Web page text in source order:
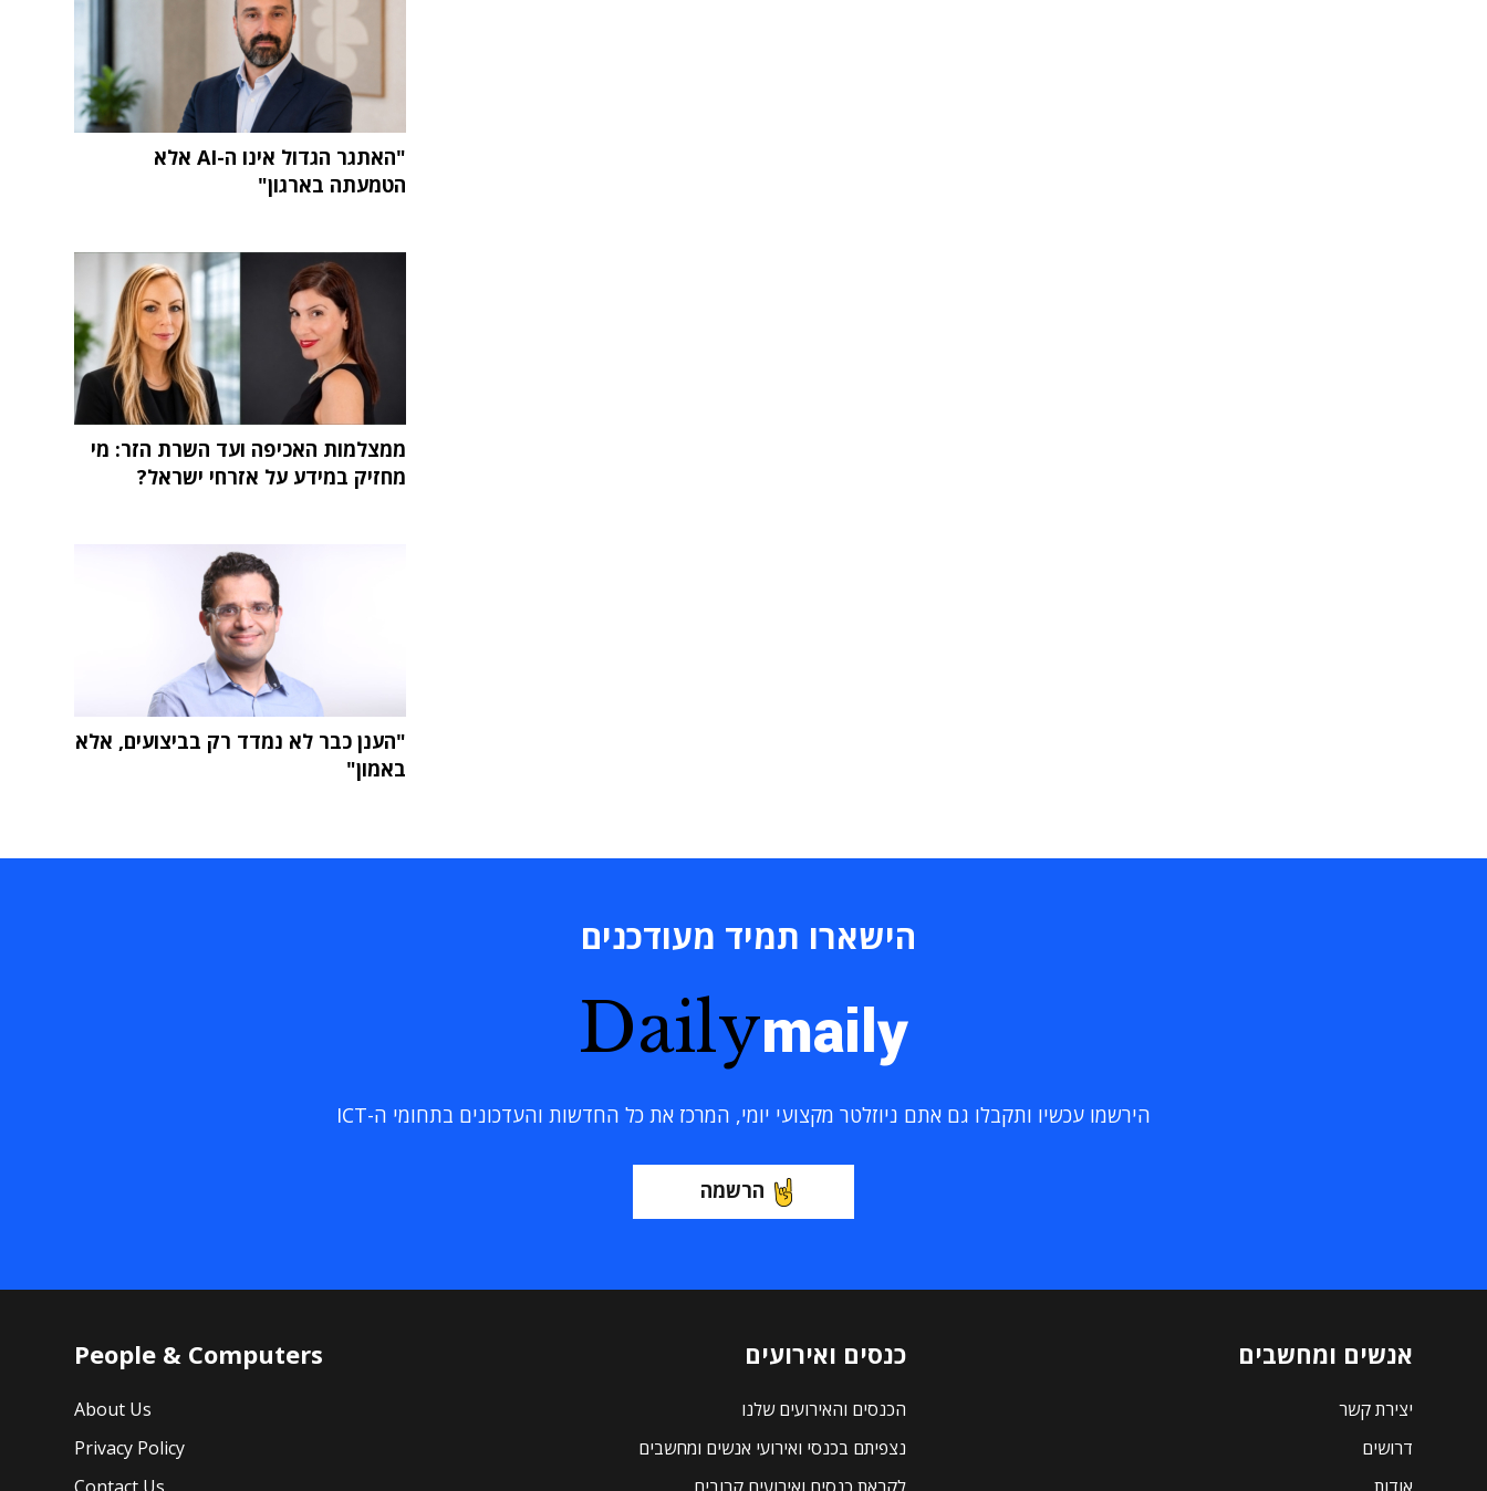
"האתגר הגדול אינו ה-AI אלא
הטמעתה בארגון"
ממצלמות האכיפה ועד השרת הזר: מי
מחזיק במידע על אזרחי ישראל?
"הענן כבר לא נמדד רק בביצועים, אלא
באמון"
הישארו תמיד מעודכנים
Dailymaily
הירשמו עכשיו ותקבלו גם אתם ניוזלטר מקצועי יומי, המרכז את כל החדשות והעדכונים בתחומי ה-ICT
הרשמה
אנשים ומחשבים
יצירת קשר
דרושים
כנסים ואירועים
הכנסים והאירועים שלנו
נצפיתם בכנסי ואירועי אנשים ומחשבים
People & Computers
About Us
Privacy Policy